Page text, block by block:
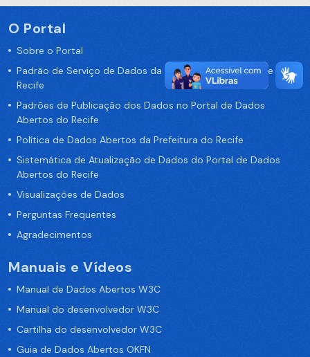
O Portal
Sobre o Portal
Padrão de Serviço de Dados da Prefeitura da Cidade de
Recife
Padrões de Publicação dos Dados no Portal de Dados
Abertos do Recife
Política de Dados Abertos da Prefeitura do Recife
Sistemática de Atualização de Dados do Portal de Dados
Abertos do Recife
Visualizações de Dados
Perguntas Frequentes
Agradecimentos
Manuais e Vídeos
Manual de Dados Abertos W3C
Manual do desenvolvedor W3C
Cartilha do desenvolvedor W3C
Guia de Dados Abertos OKFN